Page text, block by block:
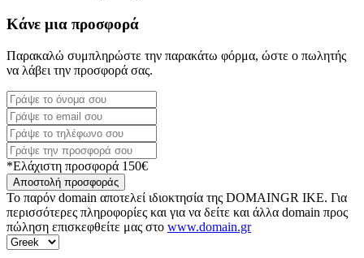
Κάνε μια προσφορά
Παρακαλώ συμπληρώστε την παρακάτω φόρμα, ώστε ο πωλητής
να λάβει την προσφορά σας.
*Ελάχιστη προσφορά 150€
Αποστολή προσφοράς
Το παρόν domain αποτελεί ιδιοκτησία της DOMAINGR ΙΚΕ. Για
περισσότερες πληροφορίες και για να δείτε και άλλα domain προς
πώληση επισκεφθείτε μας στο www.domain.gr